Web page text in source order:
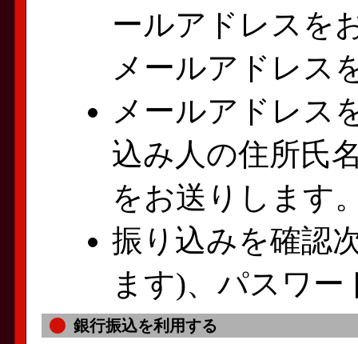
ールアドレスを
メールアドレス
メールアドレス
込み人の住所氏
をお送りします
振り込みを確認
ます)、パスワ
銀行振込を利用する